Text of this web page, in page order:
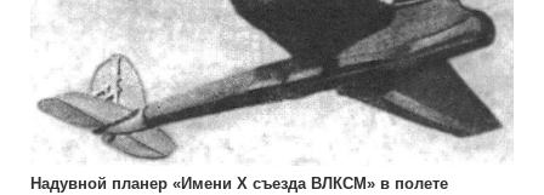
Надувной планер «Имени X съезда ВЛКСМ» в полете